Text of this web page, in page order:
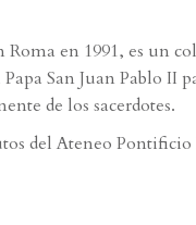
en 1991, es un
San Juan Pablo II
de los sacerdotes.
del Ateneo